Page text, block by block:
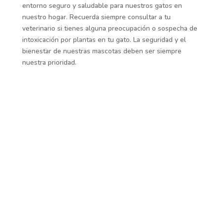
entorno seguro y saludable para nuestros gatos en
nuestro hogar. Recuerda siempre consultar a tu
veterinario si tienes alguna preocupación o sospecha de
intoxicación por plantas en tu gato. La seguridad y el
bienestar de nuestras mascotas deben ser siempre
nuestra prioridad.